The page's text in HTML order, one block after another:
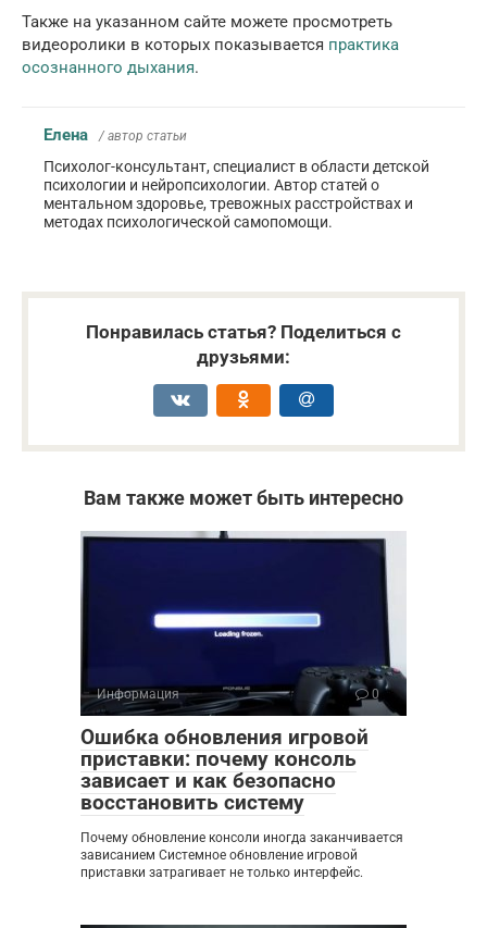
Также на указанном сайте можете просмотреть
видеоролики в которых показывается практика
осознанного дыхания.
Елена / автор статьи
Психолог-консультант, специалист в области детской
психологии и нейропсихологии. Автор статей о
ментальном здоровье, тревожных расстройствах и
методах психологической самопомощи.
Понравилась статья? Поделиться с
друзьями:
Вам также может быть интересно
Информация 0
Ошибка обновления игровой
приставки: почему консоль
зависает и как безопасно
восстановить систему
Почему обновление консоли иногда заканчивается
зависанием Системное обновление игровой
приставки затрагивает не только интерфейс.